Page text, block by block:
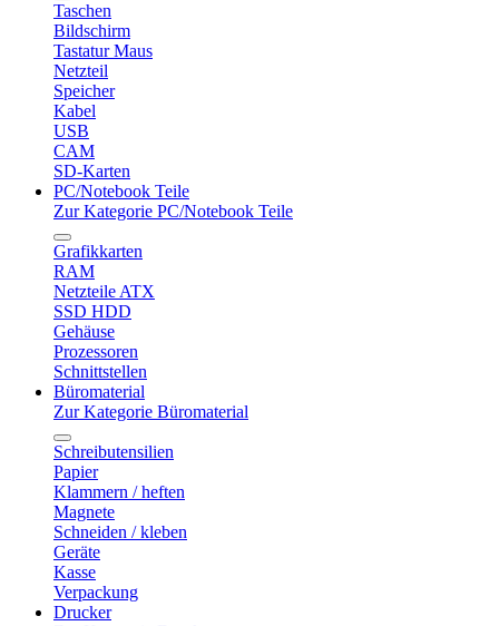
Taschen
Bildschirm
Tastatur Maus
Netzteil
Speicher
Kabel
USB
CAM
SD-Karten
PC/Notebook Teile
Zur Kategorie PC/Notebook Teile
Grafikkarten
RAM
Netzteile ATX
SSD HDD
Gehäuse
Prozessoren
Schnittstellen
Büromaterial
Zur Kategorie Büromaterial
Schreibutensilien
Papier
Klammern / heften
Magnete
Schneiden / kleben
Geräte
Kasse
Verpackung
Drucker